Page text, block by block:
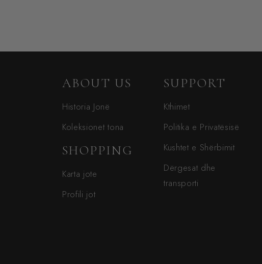
ABOUT US
Historia Jonë
Koleksionet tona
SHOPPING
Karta jote
Profili jot
SUPPORT
Kthimet
Politika e Privatësisë
Kushtet e Shërbimit
Dërgesat dhe
transporti